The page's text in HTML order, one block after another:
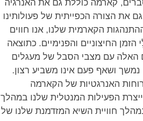
קארמה כוללת גם את האנרגיה
את הצורה הכפייתית של פעולותינו
הקארמית שלנו, אנו חווים
החיצוניים והפנימיים. כתוצאה
האלה עם מצבי הסבל של מעגלים
ושאף פעם אינו משביע רצון.
האנרגטיות של הקארמה
הפעילות המנטלית שלנו במהלך
חוויית השיא המזדמנת שלנו של